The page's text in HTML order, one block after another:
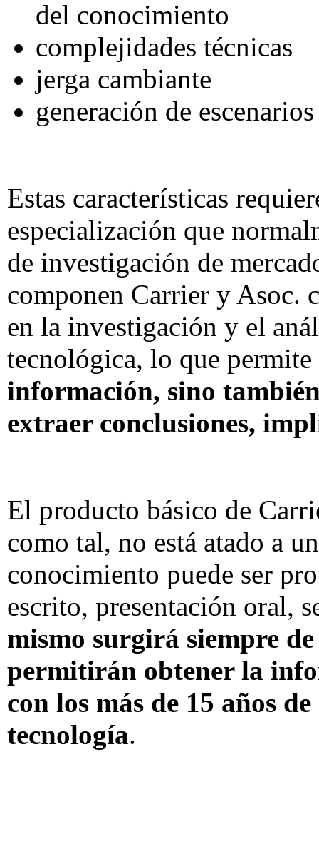
del conocimiento
complejidades técnicas
jerga cambiante
generación de
Estas características
especialización que
de investigación de
componen Carrier y Asoc.
en la investigación y el
tecnológica, lo que permite
información, sino
extraer conclusiones,
El producto básico de
como tal, no está atado a
conocimiento puede ser
escrito, presentación oral,
mismo surgirá siempre
permitirán obtener la
con los más de 15 años
tecnología.